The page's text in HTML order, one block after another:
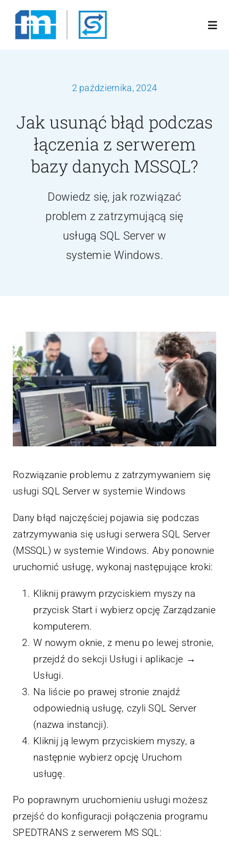
Przejdź
zawartości
2 października, 2024
Jak usunąć błąd podczas
łączenia z serwerem
bazy danych MSSQL?
Dowiedz się, jak rozwiązać
problem z zatrzymującą się
usługą SQL Server w
systemie Windows.
Rozwiązanie problemu z zatrzymywaniem się
usługi SQL Server w systemie Windows
Dany błąd najczęściej pojawia się podczas
zatrzymywania się usługi serwera SQL Server
(MSSQL) w systemie Windows. Aby ponownie
uruchomić usługę, wykonaj następujące kroki:
Kliknij prawym przyciskiem myszy na
przycisk Start i wybierz opcję Zarządzanie
komputerem.
W nowym oknie, z menu po lewej stronie,
przejdź do sekcji Usługi i aplikacje →
Usługi.
Na liście po prawej stronie znajdź
odpowiednią usługę, czyli SQL Server
(nazwa instancji).
Kliknij ją lewym przyciskiem myszy, a
następnie wybierz opcję Uruchom
usługę.
Po poprawnym uruchomieniu usługi możesz
przejść do konfiguracji połączenia programu
SPEDTRANS z serwerem MS SQL: